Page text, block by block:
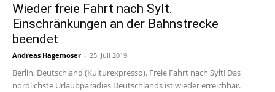
Wieder freie Fahrt nach Sylt.
Einschränkungen an der Bahnstrecke
beendet
Andreas Hagemoser - 25. Juli 2019
Berlin, Deutschland (Kulturexpresso). Freie Fahrt nach Sylt! Das
nördlichste Urlaubparadies Deutschlands ist wieder erreichbar.